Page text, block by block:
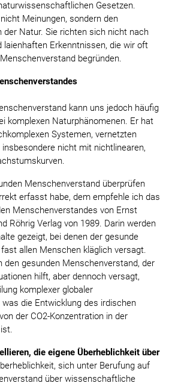
Gesetzen.
Meinungen, sondern den
der Natur. Sie richten sich nicht nach
laienhaften Erkenntnissen, die wir oft
begründen.
kann uns jedoch häufig
komplexen Naturphänomenen. Er hat
Systemen, vernetzten
nicht mit nichtlinearen,
Menschenverstand überprüfen
erfasst habe, dem empfehle ich das
Menschenverstandes von Ernst
Röhrig Verlag von 1989. Darin werden
gezeigt, bei denen der gesunde
allen Menschen kläglich versagt.
den gesunden Menschenverstand, der
hilft, aber dennoch versagt,
komplexer globaler
die Entwicklung des irdischen
der CO2-Konzentration in der
die eigene Überheblichkeit über
sich unter Berufung auf
über wissenschaftliche